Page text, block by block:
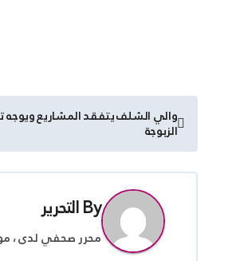
تصفّح
المقالات
والي الشلف يتفقد المشاريع ويوجه
الزبوجة
Byالتحرير
محرر صحفي لدى ،